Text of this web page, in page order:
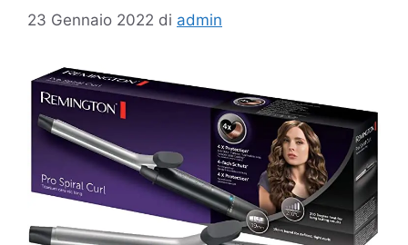
23 Gennaio 2022 di admin